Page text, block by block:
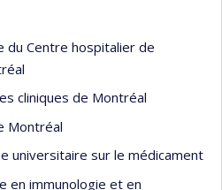
du Centre hospitalier de
cliniques de Montréal
Montréal
universitaire sur le médicament
en immunologie et en